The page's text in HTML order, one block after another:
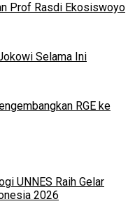
Prof Rasdi Ekosiswoyo
Selama Ini
RGE ke
UNNES Raih Gelar
2026